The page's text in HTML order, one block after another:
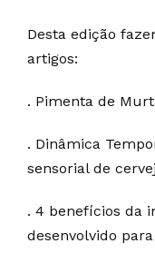
Desta edição
artigos:
. Pimenta de
. Dinâmica
sensorial de
. 4 benefícios da
desenvolvido